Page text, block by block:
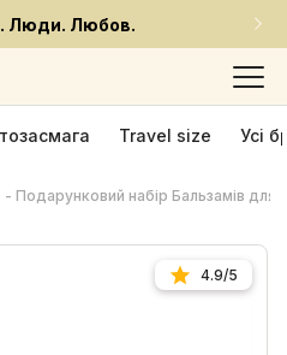
Люди. Любов.
Travel size Усі
Подарунковий набір Бальзамів для
4.9/5